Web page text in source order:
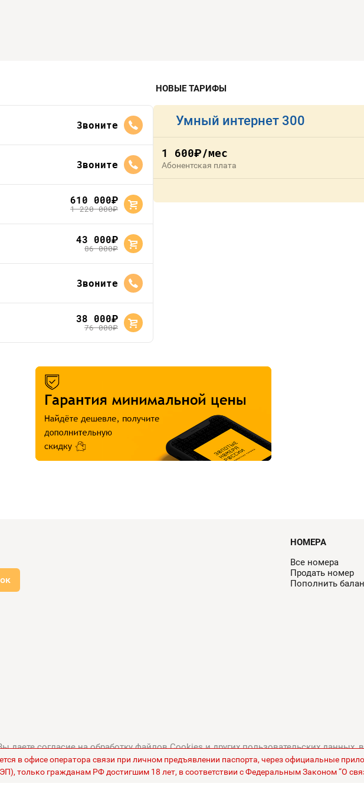
Звоните
Звоните
610 000руб.
1 220 000руб.
43 000руб.
86 000руб.
Звоните
38 000руб.
76 000руб.
НОВЫЕ ТАРИФЫ
Умный интернет 300
1 600руб./мес
Абонентская плата
НОМЕРА
Все номера
Продать номер
Пополнить
согласие на обработку файлов Cookies и других пользовательских данных,
Политикой в отношении обработки персональных данных.Все цены на сайте
в офисе оператора связи при личном предъявлении паспорта, через официальные
только гражданам РФ достигшим 18 лет, в соответствии с Федеральным Законом “О